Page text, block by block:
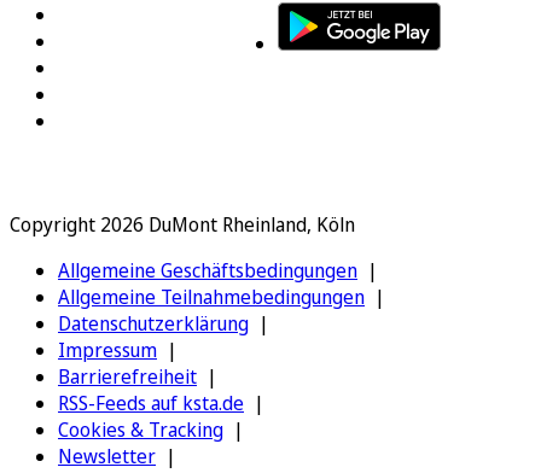
Copyright 2026 DuMont Rheinland, Köln
Allgemeine Geschäftsbedingungen
Allgemeine Teilnahmebedingungen
Datenschutzerklärung
Impressum
Barrierefreiheit
RSS-Feeds auf ksta.de
Cookies & Tracking
Newsletter